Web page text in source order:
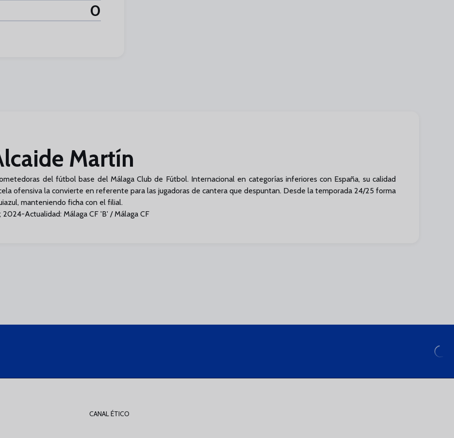
0
Martín
del fútbol base del Málaga Club de Fútbol. Internacional en categorías inferiores con España, su calidad
ofensiva la convierte en referente para las jugadoras de cantera que despuntan. Desde la temporada 24/25 forma
manteniendo ficha con el filial.
Actualidad: Málaga CF 'B' / Málaga CF
CANAL ÉTICO